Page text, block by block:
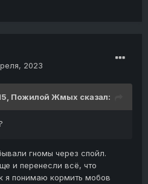
2023
Пожилой Жмых сказал:
гномы через спойл.
и перенесли всё, что
я понимаю кормить мобов